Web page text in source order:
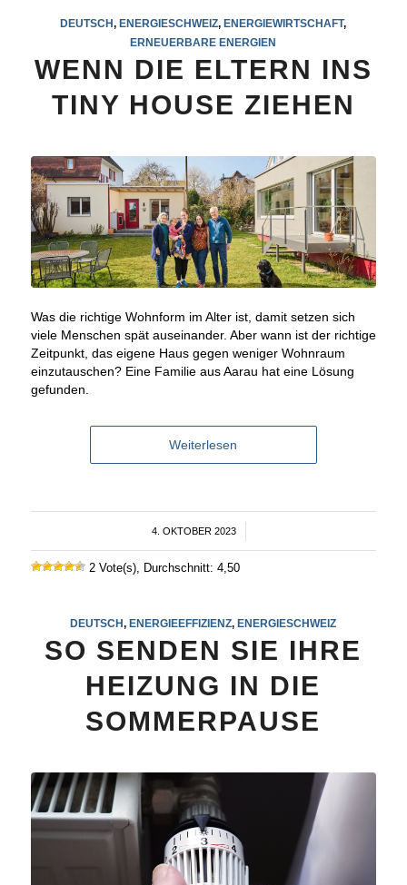
DEUTSCH,ENERGIESCHWEIZ,ENERGIEWIRTSCHAFT,
ERNEUERBARE ENERGIEN
WENN DIE ELTERN INS
TINY HOUSE ZIEHEN
Was die richtige Wohnform im Alter ist, damit setzen sich
viele Menschen spät auseinander. Aber wann ist der richtige
Zeitpunkt, das eigene Haus gegen weniger Wohnraum
einzutauschen? Eine Familie aus Aarau hat eine Lösung
gefunden.
Weiterlesen
4. OKTOBER 2023
/
2 Vote(s), Durchschnitt: 4,50
DEUTSCH,ENERGIEEFFIZIENZ,ENERGIESCHWEIZ
SO SENDEN SIE IHRE
HEIZUNG IN DIE
SOMMERPAUSE